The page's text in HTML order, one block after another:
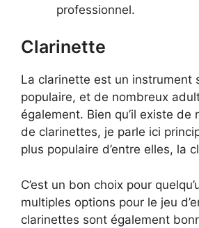
professionnel.
Clarinette
La clarinette est un instrument
populaire, et de nombreux
également. Bien qu’il existe de
de clarinettes, je parle ici
plus populaire d’entre elles, la
C’est un bon choix pour
multiples options pour le jeu
clarinettes sont également